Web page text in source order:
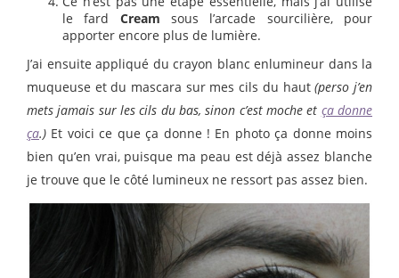
le fard Cream sous l’arcade sourcilière, pour
apporter encore plus de lumière.
J’ai ensuite appliqué du crayon blanc enlumineur dans la
muqueuse et du mascara sur mes cils du haut(perso j’en
mets jamais sur les cils du bas, sinon c’est moche et ça donne
ça.) Et voici ce que ça donne ! En photo ça donne moins
bien qu’en vrai, puisque ma peau est déjà assez blanche
je trouve que le côté lumineux ne ressort pas assez bien.